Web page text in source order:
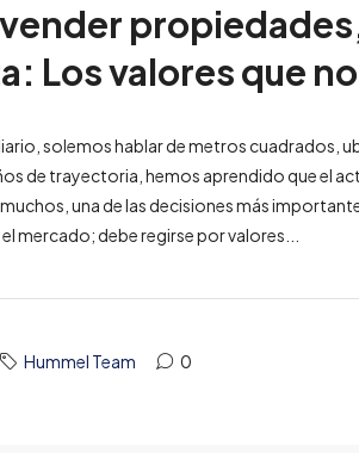
vender
Los valores que
solemos hablar de metros cuadrados,
de trayectoria, hemos aprendido que el
una de las decisiones más
mercado; debe regirse por valores...
Hummel Team 0